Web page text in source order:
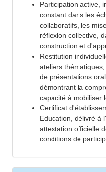
Participation active,
constant dans les
collaboratifs, les
réflexion collective,
construction et
Restitution
ateliers
de présentations
démontrant la
capacité à mobiliser
Certificat
Education, délivré à
attestation officielle
conditions de